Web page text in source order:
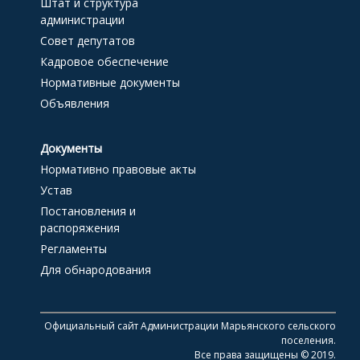
Штат и структура
администрации
Совет депутатов
Кадровое обеспечение
Нормативные документы
Объявления
Документы
Нормативно правовые акты
Устав
Постановления и
распоряжения
Регламенты
Для обнародования
Официальный сайт Администрации Марьянского сельского
поселения.
Все права защищены © 2019.